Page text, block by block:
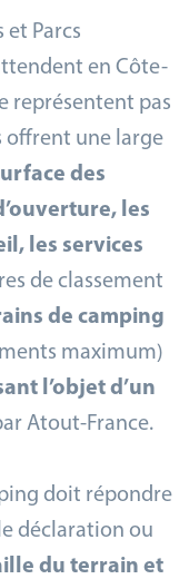
et Parcs
en Côte-
représentent pas
offrent une large
des
les
les services
de classement
de camping
maximum)
l’objet d’un
Atout-France.
doit répondre
déclaration ou
du terrain et